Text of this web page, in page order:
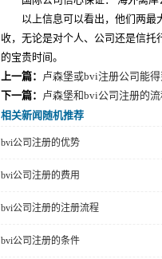
以上信息可以看出，他们两最大
收，无论是对个人、公司还是信
的宝贵时间。
上一篇： 卢森堡或bvi注册公司能
下一篇： 卢森堡和bvi公司注册的
相关新闻随机推荐
bvi公司注册的优势
bvi公司注册的费用
bvi公司注册的注册流程
bvi公司注册的条件